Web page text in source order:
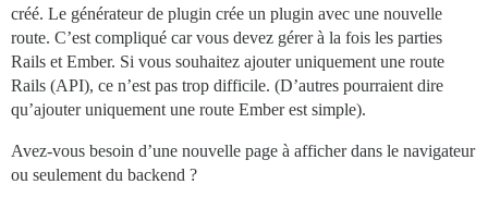
créé. Le générateur de plugin crée un plugin avec une nouvelle
route. C’est compliqué car vous devez gérer à la fois les parties
Rails et Ember. Si vous souhaitez ajouter uniquement une route
Rails (API), ce n’est pas trop difficile. (D’autres pourraient dire
qu’ajouter uniquement une route Ember est simple).
Avez-vous besoin d’une nouvelle page à afficher dans le navigateur
ou seulement du backend ?